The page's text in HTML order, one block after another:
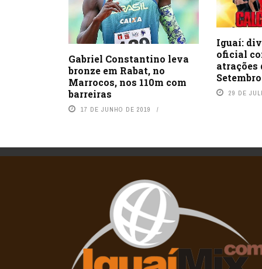
Gabriel Constantino leva
bronze em Rabat, no
Marrocos, nos 110m com
barreiras
17 DE JUNHO DE 2019
Iguaí:
oficial
atrações
29 DE